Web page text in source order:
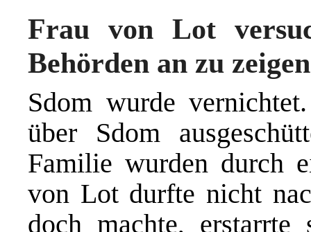
Frau von Lot
Behörden an zu zeigen
Sdom wurde
über Sdom
Familie wurden durch
von Lot durfte nicht
doch machte,